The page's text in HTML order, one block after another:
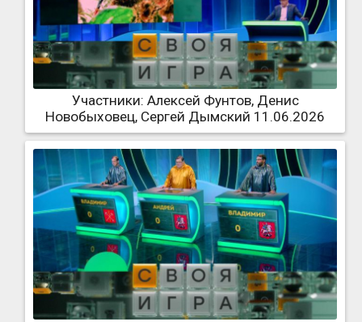
Участники: Алексей Фунтов, Денис
Новобыховец, Сергей Дымский 11.06.2026